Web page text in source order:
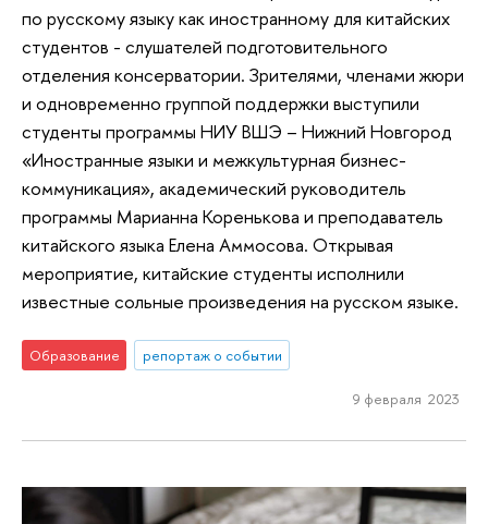
по русскому языку как иностранному для китайских
студентов - слушателей подготовительного
отделения консерватории. Зрителями, членами жюри
и одновременно группой поддержки выступили
студенты программы НИУ ВШЭ – Нижний Новгород
«Иностранные языки и межкультурная бизнес-
коммуникация», академический руководитель
программы Марианна Коренькова и преподаватель
китайского языка Елена Аммосова. Открывая
мероприятие, китайские студенты исполнили
известные сольные произведения на русском языке.
Образование репортаж о событии
9 февраля 2023